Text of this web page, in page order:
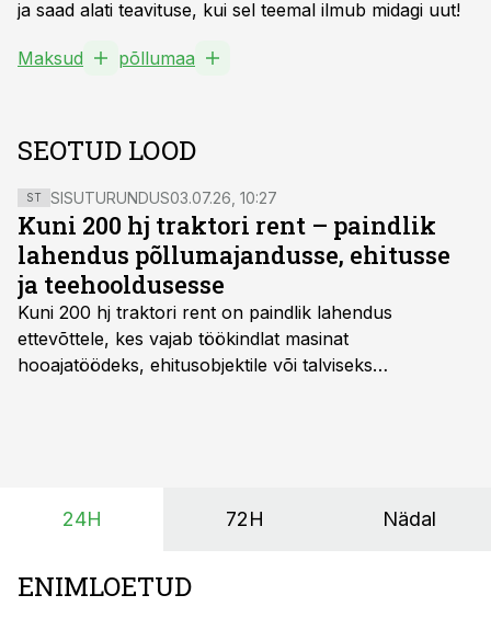
ja saad alati teavituse, kui sel teemal ilmub midagi uut!
Maksud põllumaa
SEOTUD LOOD
ST SISUTURUNDUS03.07.26, 10:27
Kuni 200 hj traktori rent – paindlik
lahendus põllumajandusse, ehitusse
ja teehooldusesse
Kuni 200 hj traktori rent on paindlik lahendus
ettevõttele, kes vajab töökindlat masinat
hooajatöödeks, ehitusobjektile või talviseks
on suurim ning iga töötund on oluline.
24H 72H Nädal
ENIMLOETUD